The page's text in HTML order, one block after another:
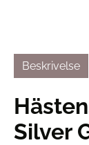
Beskrivelse
Silver